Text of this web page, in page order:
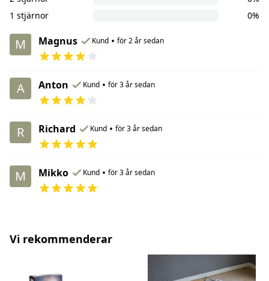
1 stjärnor
0%
M Magnus Kund • för 2 år sedan
A Anton Kund • för 3 år sedan
R Richard Kund • för 3 år sedan
M Mikko Kund • för 3 år sedan
Vi rekommenderar